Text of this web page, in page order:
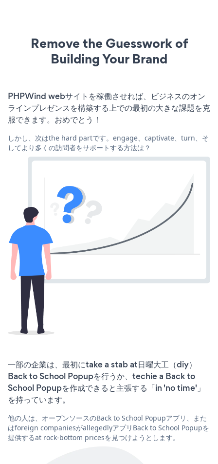
Remove the Guesswork of
Building Your Brand
PHPWind webサイトを稼働させれば、ビジネスのオン
ラインプレゼンスを構築する上での最初の大きな課題を克
服できます。おめでとう！
しかし、次はthe hard partです。engage、captivate、turn、そ
してより多くの訪問者をサポートする方法は？
一部の企業は、最初にtake a stab at日曜大工（diy）
Back to School Popupを行うか、techie a Back to
School Popupを作成できると主張する「in 'no time'」
を持っています。
他の人は、オープンソースのBack to School Popupアプリ、また
はforeign companiesがallegedlyアプリBack to School Popupを
提供するat rock-bottom pricesを見つけようとします。